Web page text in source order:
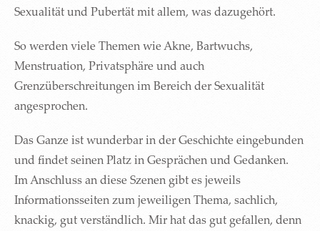
Sexualität und Pubertät mit allem, was dazugehört.
So werden viele Themen wie Akne, Bartwuchs,
Menstruation, Privatsphäre und auch
Grenzüberschreitungen im Bereich der Sexualität
angesprochen.
Das Ganze ist wunderbar in der Geschichte eingebunden
und findet seinen Platz in Gesprächen und Gedanken.
Im Anschluss an diese Szenen gibt es jeweils
Informationsseiten zum jeweiligen Thema, sachlich,
knackig, gut verständlich. Mir hat das gut gefallen, denn